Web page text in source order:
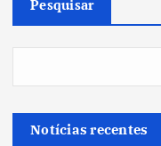
Pesquisar
Notícias recentes